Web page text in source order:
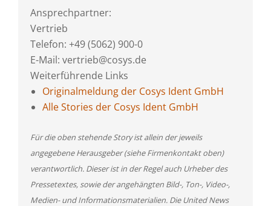
Ansprechpartner:
Vertrieb
Telefon: +49 (5062) 900-0
E-Mail: vertrieb@cosys.de
Weiterführende Links
Originalmeldung der Cosys Ident GmbH
Alle Stories der Cosys Ident GmbH
Für die oben stehende Story ist allein der jeweils
angegebene Herausgeber (siehe Firmenkontakt oben)
verantwortlich. Dieser ist in der Regel auch Urheber des
Pressetextes, sowie der angehängten Bild-, Ton-, Video-,
Medien- und Informationsmaterialien. Die United News